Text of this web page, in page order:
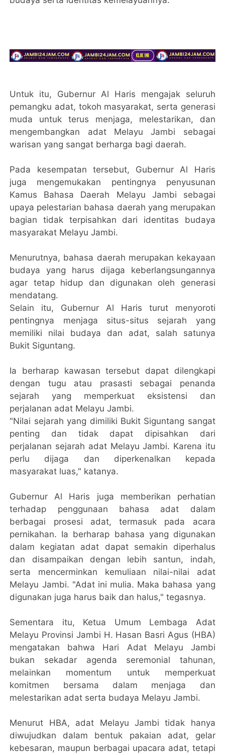
Untuk itu, Gubernur Al Haris mengajak seluruh
pemangku adat, tokoh masyarakat, serta generasi
muda untuk terus menjaga, melestarikan, dan
mengembangkan adat Melayu Jambi sebagai
warisan yang sangat berharga bagi daerah.
Pada kesempatan tersebut, Gubernur Al Haris
juga mengemukakan pentingnya penyusunan
Kamus Bahasa Daerah Melayu Jambi sebagai
upaya pelestarian bahasa daerah yang merupakan
bagian tidak terpisahkan dari identitas budaya
masyarakat Melayu Jambi.
Menurutnya, bahasa daerah merupakan kekayaan
budaya yang harus dijaga keberlangsungannya
agar tetap hidup dan digunakan oleh generasi
mendatang.
Selain itu, Gubernur Al Haris turut menyoroti
pentingnya menjaga situs-situs sejarah yang
memiliki nilai budaya dan adat, salah satunya
Bukit Siguntang.
Ia berharap kawasan tersebut dapat dilengkapi
dengan tugu atau prasasti sebagai penanda
sejarah yang memperkuat eksistensi dan
perjalanan adat Melayu Jambi.
"Nilai sejarah yang dimiliki Bukit Siguntang sangat
penting dan tidak dapat dipisahkan dari
perjalanan sejarah adat Melayu Jambi. Karena itu
perlu dijaga dan diperkenalkan kepada
masyarakat luas," katanya.
Gubernur Al Haris juga memberikan perhatian
terhadap penggunaan bahasa adat dalam
berbagai prosesi adat, termasuk pada acara
pernikahan. Ia berharap bahasa yang digunakan
dalam kegiatan adat dapat semakin diperhalus
dan disampaikan dengan lebih santun, indah,
serta mencerminkan kemuliaan nilai-nilai adat
Melayu Jambi. "Adat ini mulia. Maka bahasa yang
digunakan juga harus baik dan halus," tegasnya.
Sementara itu, Ketua Umum Lembaga Adat
Melayu Provinsi Jambi H. Hasan Basri Agus (HBA)
mengatakan bahwa Hari Adat Melayu Jambi
bukan sekadar agenda seremonial tahunan,
melainkan momentum untuk memperkuat
komitmen bersama dalam menjaga dan
melestarikan adat serta budaya Melayu Jambi.
Menurut HBA, adat Melayu Jambi tidak hanya
diwujudkan dalam bentuk pakaian adat, gelar
kebesaran, maupun berbagai upacara adat, tetapi